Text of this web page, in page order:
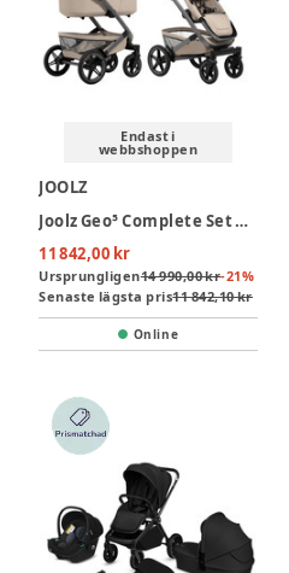
Endast i
webbshoppen
JOOLZ
Joolz Geo⁵ Complete Set Duovagn - Sandy Taupe
11 842,00 kr
Ursprungligen14 990,00 kr-21%
Senaste lägsta pris11 842,10 kr
Online